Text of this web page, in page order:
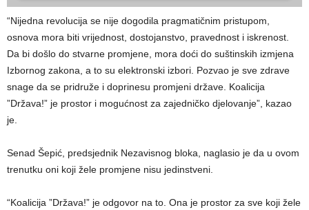
“Nijedna revolucija se nije dogodila pragmatičnim pristupom,
osnova mora biti vrijednost, dostojanstvo, pravednost i iskrenost.
Da bi došlo do stvarne promjene, mora doći do suštinskih izmjena
Izbornog zakona, a to su elektronski izbori. Pozvao je sve zdrave
snage da se pridruže i doprinesu promjeni države. Koalicija
”Država!” je prostor i mogućnost za zajedničko djelovanje”, kazao
je.
Senad Šepić, predsjednik Nezavisnog bloka, naglasio je da u ovom
trenutku oni koji žele promjene nisu jedinstveni.
“Koalicija ”Država!” je odgovor na to. Ona je prostor za sve koji žele